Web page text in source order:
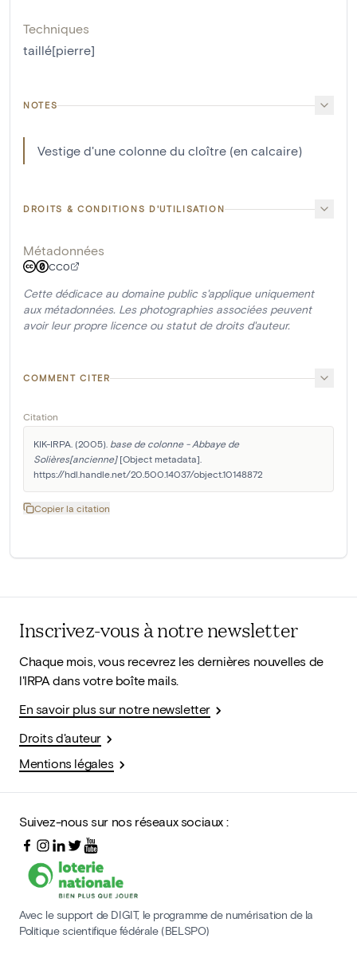
Techniques
taillé[pierre]
NOTES
Vestige d'une colonne du cloître (en calcaire)
DROITS & CONDITIONS D'UTILISATION
Métadonnées
CC0
Cette dédicace au domaine public s'applique uniquement
aux métadonnées. Les photographies associées peuvent
avoir leur propre licence ou statut de droits d'auteur.
COMMENT CITER
Citation
KIK-IRPA. (2005). base de colonne - Abbaye de
Solières[ancienne] [Object metadata].
https://hdl.handle.net/20.500.14037/object.10148872
Copier la citation
Inscrivez-vous à notre newsletter
Chaque mois, vous recevrez les dernières nouvelles de
l'IRPA dans votre boîte mails.
En savoir plus sur notre newsletter
Droits d'auteur
Mentions légales
Suivez-nous sur nos réseaux sociaux :
Avec le support de DIGIT, le programme de numérisation de la
Politique scientifique fédérale (BELSPO)